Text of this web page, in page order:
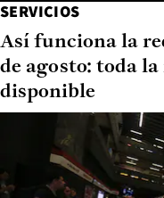
SERVICIOS
Así funciona la
de agosto: toda
disponible